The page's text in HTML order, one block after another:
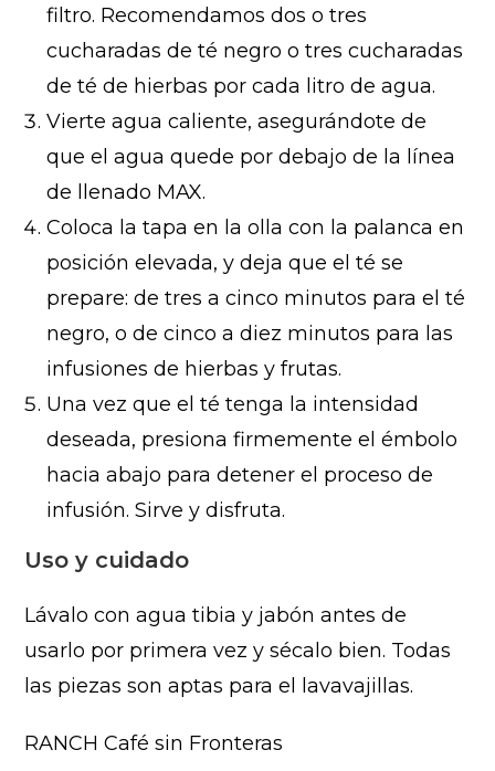
filtro. Recomendamos dos o tres
cucharadas de té negro o tres cucharadas
de té de hierbas por cada litro de agua.
Vierte agua caliente, asegurándote de
que el agua quede por debajo de la línea
de llenado MAX.
Coloca la tapa en la olla con la palanca en
posición elevada, y deja que el té se
prepare: de tres a cinco minutos para el té
negro, o de cinco a diez minutos para las
infusiones de hierbas y frutas.
Una vez que el té tenga la intensidad
deseada, presiona firmemente el émbolo
hacia abajo para detener el proceso de
infusión. Sirve y disfruta.
Uso y cuidado
Lávalo con agua tibia y jabón antes de
usarlo por primera vez y sécalo bien. Todas
las piezas son aptas para el lavavajillas.
RANCH Café sin Fronteras